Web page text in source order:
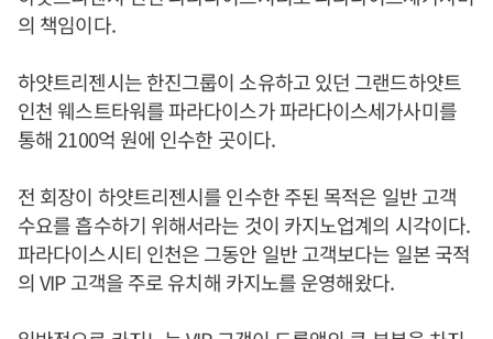
의 책임이다.
하얏트리젠시는 한진그룹이 소유하고 있던 그랜드하얏트
인천 웨스트타워를 파라다이스가 파라다이스세가사미를
통해 2100억 원에 인수한 곳이다.
전 회장이 하얏트리젠시를 인수한 주된 목적은 일반 고객
수요를 흡수하기 위해서라는 것이 카지노업계의 시각이다.
파라다이스시티 인천은 그동안 일반 고객보다는 일본 국적
의 VIP 고객을 주로 유치해 카지노를 운영해왔다.